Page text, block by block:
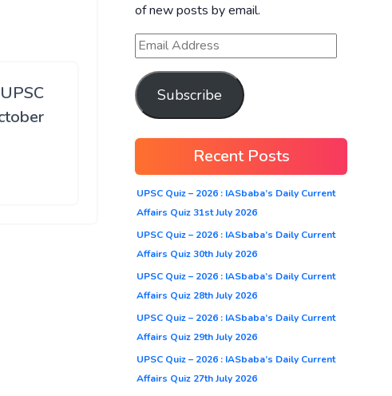
of new posts by email.
Subscribe
Recent Posts
UPSC Quiz – 2026 : IASbaba’s Daily Current
Affairs Quiz 31st July 2026
UPSC Quiz – 2026 : IASbaba’s Daily Current
Affairs Quiz 30th July 2026
UPSC Quiz – 2026 : IASbaba’s Daily Current
Affairs Quiz 28th July 2026
UPSC Quiz – 2026 : IASbaba’s Daily Current
Affairs Quiz 29th July 2026
UPSC Quiz – 2026 : IASbaba’s Daily Current
Affairs Quiz 27th July 2026